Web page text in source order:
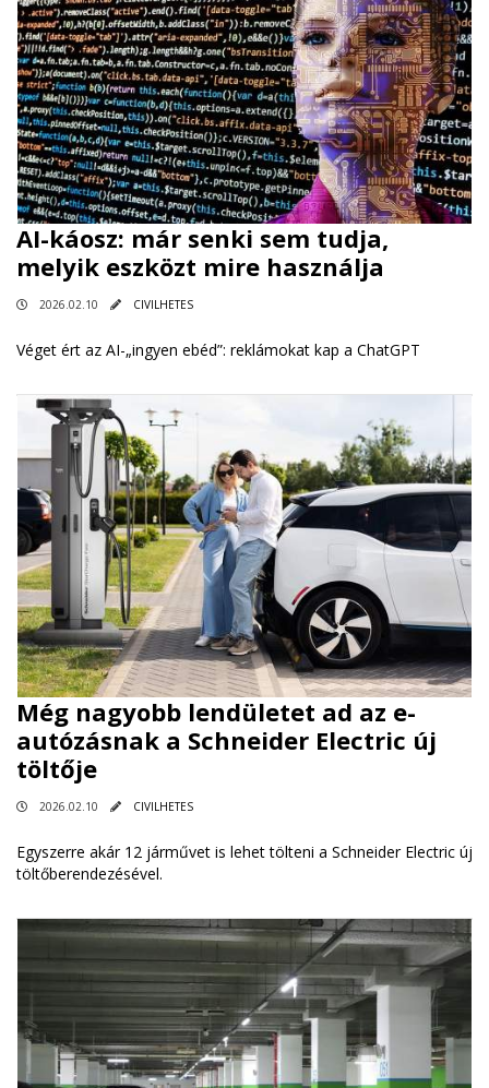
AI-káosz: már senki sem tudja,
melyik eszközt mire használja
2026.02.10 CIVILHETES
Véget ért az AI-„ingyen ebéd”: reklámokat kap a ChatGPT
Még nagyobb lendületet ad az e-
autózásnak a Schneider Electric új
töltője
2026.02.10 CIVILHETES
Egyszerre akár 12 járművet is lehet tölteni a Schneider Electric új
töltőberendezésével.